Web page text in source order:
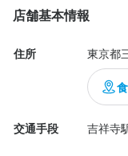
井の頭公園で過ごした
そして、みんなで乾
僕はお酒が苦手なので
店舗基本情報
住所 東京都
交通手段 吉祥寺
しめる世界」を広げる
経営方針（方向性）
1.	品質第一主
本場ナポリ仕込みの
し、
ナポリピッツァを通し
•	セカンドブラン
•	多店舗展開を通
•	セカンドブラン
•	5年以内に5店舗
•	多店舗展開を通
経営方針（方向性）
	1.	品質第一主義
本場ナポリ仕込みの
常に最高品質のマ
2.	ブランド力の